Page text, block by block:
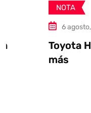
6 agosto, 2026
Toyota Hilux